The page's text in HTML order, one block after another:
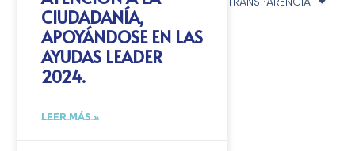
CIUDADANÍA,
APOYÁNDOSE EN LAS
AYUDAS LEADER
2024.
LEER MÁS »